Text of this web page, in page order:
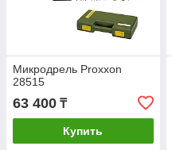
Микродрель Proxxon
28515
63 400 ₸
Купить